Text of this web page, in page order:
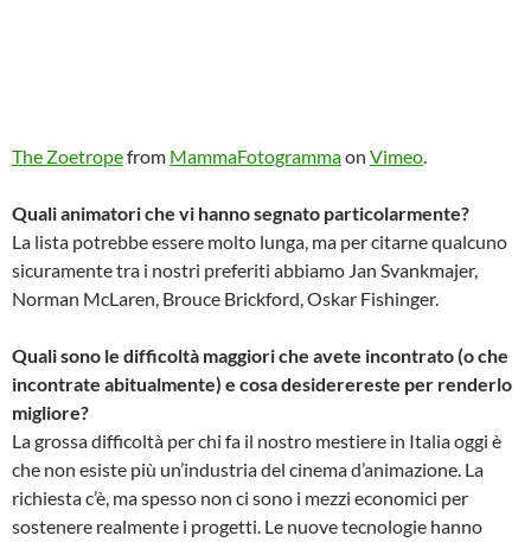
The Zoetropefrom MammaFotogrammaon Vimeo.
Quali animatori che vi hanno segnato particolarmente?
La lista potrebbe essere molto lunga, ma per citarne qualcuno
sicuramente tra i nostri preferiti abbiamo Jan Svankmajer,
Norman McLaren, Brouce Brickford, Oskar Fishinger.
Quali sono le difficoltà maggiori che avete incontrato (o che
incontrate abitualmente) e cosa desiderereste per renderlo
migliore?
La grossa difficoltà per chi fa il nostro mestiere in Italia oggi è
che non esiste più un’industria del cinema d’animazione. La
richiesta c’è, ma spesso non ci sono i mezzi economici per
sostenere realmente i progetti. Le nuove tecnologie hanno